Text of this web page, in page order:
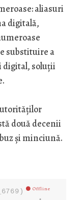
aliasuri
digitală,
substituire a
soluții
două decenii
și minciună.
Offline